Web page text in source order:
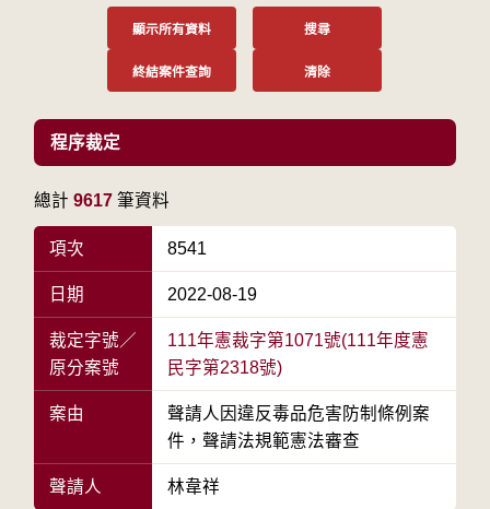
顯示所有資料 搜尋
終結案件查詢 清除
程序裁定
總計 9617 筆資料
項次 8541
日期 2022-08-19
裁定字號／
原分案號
111年憲裁字第1071號(111年度憲
民字第2318號)
案由
聲請人因違反毒品危害防制條例案
件，聲請法規範憲法審查
聲請人 林韋祥